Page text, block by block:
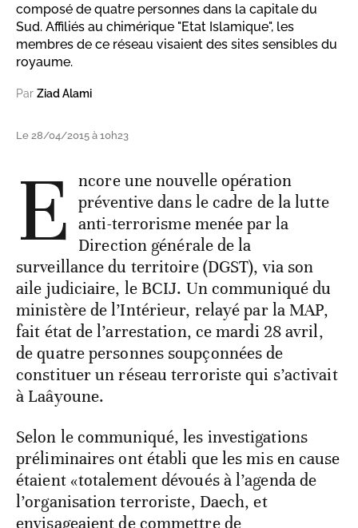
composé de quatre personnes dans la capitale du
Sud. Affiliés au chimérique "Etat Islamique", les
membres de ce réseau visaient des sites sensibles du
royaume.
Par Ziad Alami
Le 28/04/2015 à 10h23
E ncore une nouvelle opération
préventive dans le cadre de la lutte
anti-terrorisme menée par la
Direction générale de la
surveillance du territoire (DGST), via son
aile judiciaire, le BCIJ. Un communiqué du
ministère de l’Intérieur, relayé par la MAP,
fait état de l’arrestation, ce mardi 28 avril,
de quatre personnes soupçonnées de
constituer un réseau terroriste qui s’activait
à Laâyoune.
Selon le communiqué, les investigations
préliminaires ont établi que les mis en cause
étaient «totalement dévoués à l’agenda de
l’organisation terroriste, Daech, et
envisageaient de commettre de